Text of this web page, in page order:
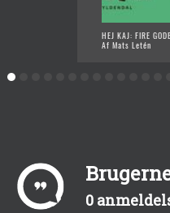
HEJ KAJ: FIRE
Af Mats Letén
0